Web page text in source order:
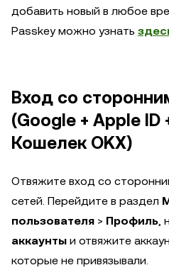
добавить новый в любое
Passkey можно узнать
Вход со
(Google + Apple ID
Кошелек OKX)
Отвяжите вход со
сетей. Перейдите в раздел
пользователя > Профиль,
аккаунты и отвяжите
которые не привязывали.